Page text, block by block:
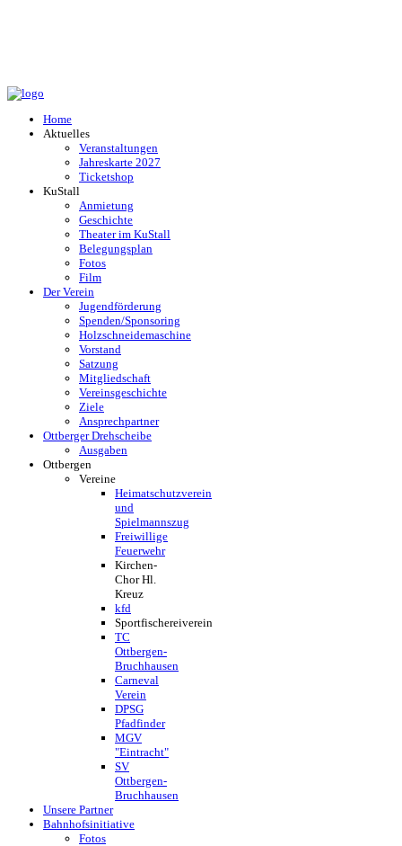
Home
Aktuelles
Veranstaltungen
Jahreskarte 2027
Ticketshop
KuStall
Anmietung
Geschichte
Theater im KuStall
Belegungsplan
Fotos
Film
Der Verein
Jugendförderung
Spenden/Sponsoring
Holzschneidemaschine
Vorstand
Satzung
Mitgliedschaft
Vereinsgeschichte
Ziele
Ansprechpartner
Ottberger Drehscheibe
Ausgaben
Ottbergen
Vereine
Heimatschutzverein
und
Spielmannszug
Freiwillige
Feuerwehr
Kirchen-
Chor Hl.
Kreuz
kfd
Sportfischereiverein
TC
Ottbergen-
Bruchhausen
Carneval
Verein
DPSG
Pfadfinder
MGV
"Eintracht"
SV
Ottbergen-
Bruchhausen
Unsere Partner
Bahnhofsinitiative
Fotos